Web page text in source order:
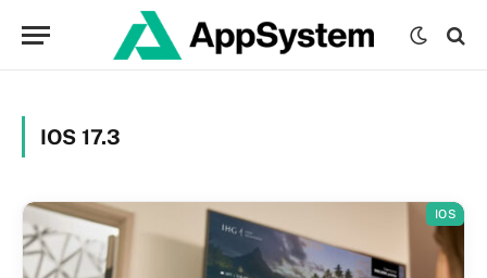
IOS 17.3
IOS